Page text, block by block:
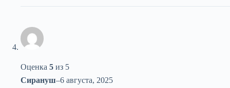
Оценка 5 из 5
Сирануш–6 августа, 2025